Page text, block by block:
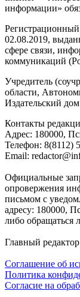
информации»
02.08.2019,
сфере связи,
коммуникаций
Учредитель
области,
Издательский
Контакты
Адреc: 180000,
Телефон: 8(8112)
Email:
Официальные
опровержения
письмом с
адресу: 180000,
либо обращаться
Главный
Соглашение об
Политика
Согласие на